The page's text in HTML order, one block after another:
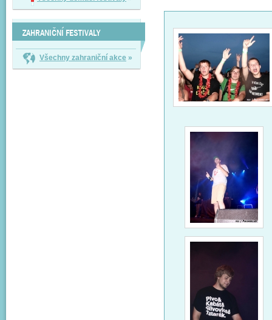
ZAHRANIČNÍ FESTIVALY
Všechny zahraniční akce »